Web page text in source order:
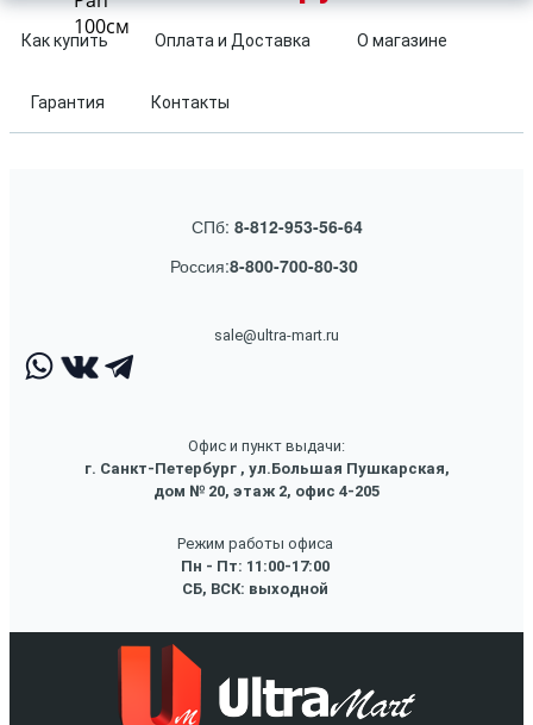
Как купить Оплата и Доставка О магазине
Гарантия Контакты
СПб: 8-812-953-56-64
Россия:8-800-700-80-30
sale@ultra-mart.ru
Офис и пункт выдачи:
г. Санкт-Петербург , ул.Большая Пушкарская,
дом № 20, этаж 2, офис 4-205
Режим работы офиса
Пн - Пт: 11:00-17:00
СБ, ВСК: выходной
100см